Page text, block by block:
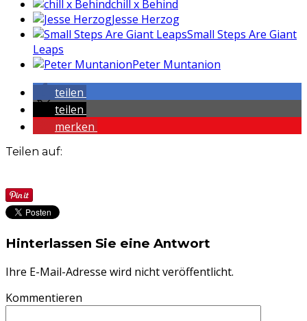
chill x Behind
Jesse Herzog
Small Steps Are Giant
Leaps
Peter Muntanion
teilen
teilen
merken
Teilen auf:
Hinterlassen Sie eine Antwort
Ihre E-Mail-Adresse wird nicht veröffentlicht.
Kommentieren